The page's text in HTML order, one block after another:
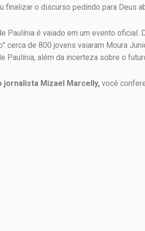
o discurso pedindo para Deus
Paulínia é vaiado em um evento oficial.
cerca de 800 jovens vaiaram Moura
Paulínia, além da incerteza sobre o
jornalista Mizael Marcelly, você